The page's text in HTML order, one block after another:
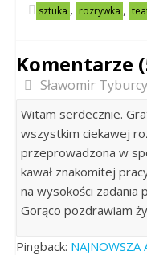
sztuka , rozrywka ,
Komentarze
Sławomir
Witam serdecznie.
wszystkim ciekawej
przeprowadzona w
kawał znakomitej
na wysokości zadania
Gorąco pozdrawiam
Pingback: